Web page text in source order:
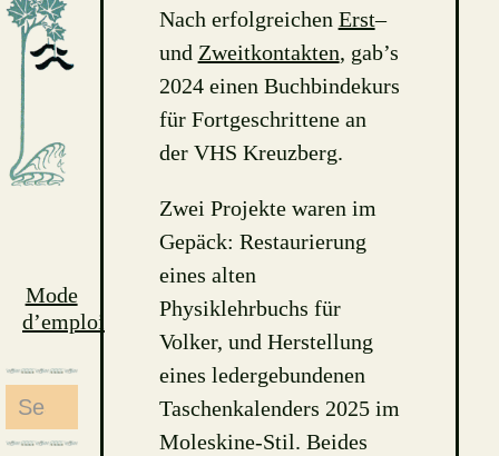
Mode
d’emploi
Search
for:
Nach erfolgreichen Erst–
und Zweitkontakten, gab’s
2024 einen Buchbindekurs
für Fortgeschrittene an
der VHS Kreuzberg.
Zwei Projekte waren im
Gepäck: Restaurierung
eines alten
Physiklehrbuchs für
Volker, und Herstellung
eines ledergebundenen
Taschenkalenders 2025 im
Moleskine-Stil. Beides